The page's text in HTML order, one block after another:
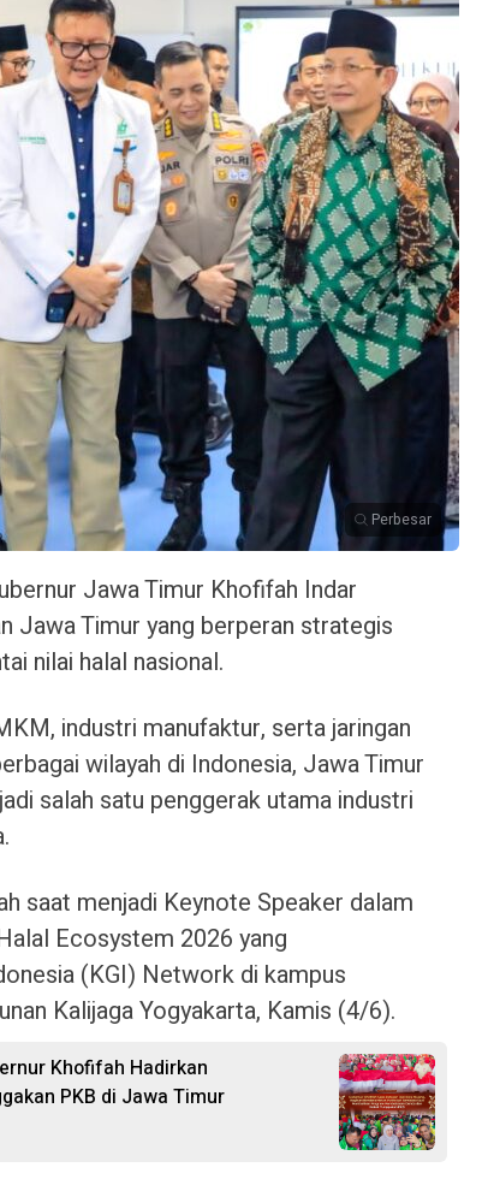
Perbesar
Jawa Timur Khofifah Indar
Jawa Timur yang berperan strategis
nilai halal nasional.
industri manufaktur, serta jaringan
wilayah di Indonesia, Jawa Timur
salah satu penggerak utama industri
saat menjadi Keynote Speaker dalam
Ecosystem 2026 yang
(KGI) Network di kampus
Kalijaga Yogyakarta, Kamis (4/6).
Khofifah Hadirkan
PKB di Jawa Timur